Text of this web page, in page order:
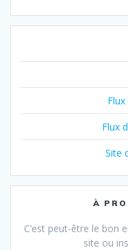
Flux
Site
À
C’est peut-être le bon
site ou